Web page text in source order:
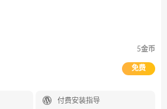
5金币
免费
 付费安装指导